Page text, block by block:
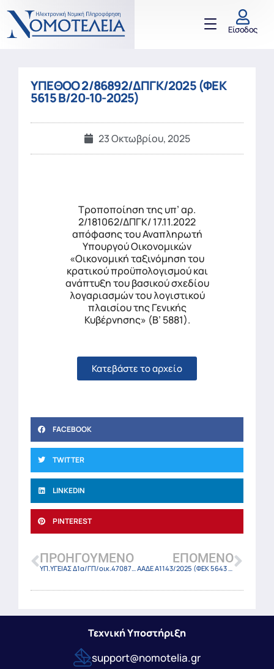
Είσοδος
ΥΠΕΘΟΟ 2/86892/ΔΠΓΚ/2025 (ΦΕΚ
5615 Β/20-10-2025)
23 Οκτωβρίου, 2025
Τροποποίηση της υπ’ αρ.
2/181062/ΔΠΓΚ/ 17.11.2022
απόφασης του Αναπληρωτή
Υπουργού Οικονομικών
«Οικονομική ταξινόμηση του
κρατικού προϋπολογισμού και
ανάπτυξη του βασικού σχεδίου
λογαριασμών του λογιστικού
πλαισίου της Γενικής
Κυβέρνησης» (Β’ 5881).
Κατεβάστε το αρχείο
FACEBOOK
TWITTER
LINKEDIN
PINTEREST
ΠΡΟΗΓΟΎΜΕΝΟ
ΥΠ.ΥΓΕΙΑΣ Δ1α/ΓΠ/οικ.47087/21-10-2025
ΕΠΌΜΕΝΟ
ΑΑΔΕ Α1143/2025 (ΦΕΚ 5643 Β/22-10-2025)
Τεχνική Υποστήριξη
support@nomotelia.gr